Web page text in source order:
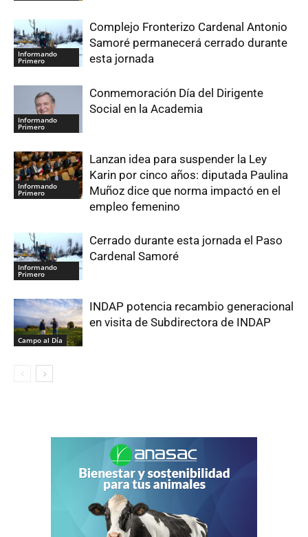
Informando
Primero
Complejo Fronterizo Cardenal Antonio
Samoré permanecerá cerrado durante
esta jornada
Informando
Primero
Conmemoración Día del Dirigente
Social en la Academia
Informando
Primero
Lanzan idea para suspender la Ley
Karin por cinco años: diputada Paulina
Muñoz dice que norma impactó en el
empleo femenino
Informando
Primero
Cerrado durante esta jornada el Paso
Cardenal Samoré
Campo al Día
INDAP potencia recambio generacional
en visita de Subdirectora de INDAP